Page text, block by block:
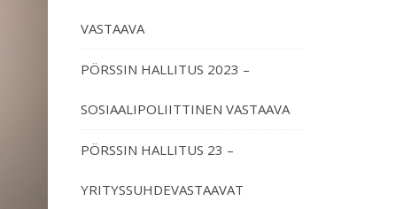
VASTAAVA
PÖRSSIN HALLITUS 2023 –
SOSIAALIPOLIITTINEN VASTAAVA
PÖRSSIN HALLITUS 23 –
YRITYSSUHDEVASTAAVAT